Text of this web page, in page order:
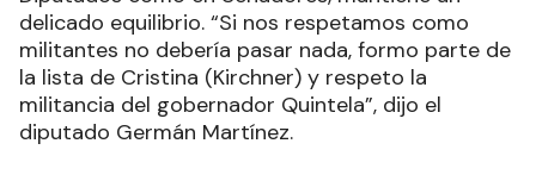
delicado equilibrio. “Si nos respetamos como
militantes no debería pasar nada, formo parte de
la lista de Cristina (Kirchner) y respeto la
militancia del gobernador Quintela”, dijo el
diputado Germán Martínez.